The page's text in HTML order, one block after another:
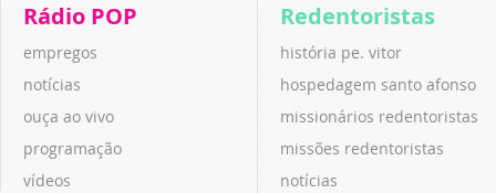
Rádio POP
empregos
notícias
ouça ao vivo
programação
vídeos
Redentoristas
história pe. vitor
hospedagem santo afonso
missionários redentoristas
missões redentoristas
notícias